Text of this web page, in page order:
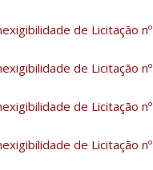
de Licitação nº
de Licitação nº
de Licitação nº
de Licitação nº